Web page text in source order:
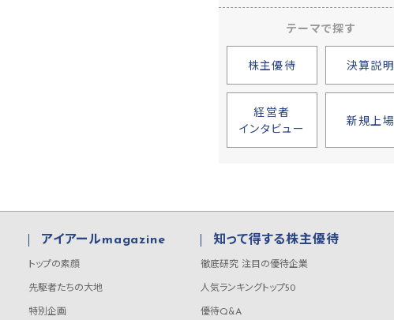
テーマで探す
株主優待 決算説明
経営者
インタビュー
新規上場
アイアールmagazine
トップの素顔
先駆者たちの大地
特別企画
知って得する株主優待
徹底研究 注目の優待企業
人気ランキングトップ50
優待Q&A